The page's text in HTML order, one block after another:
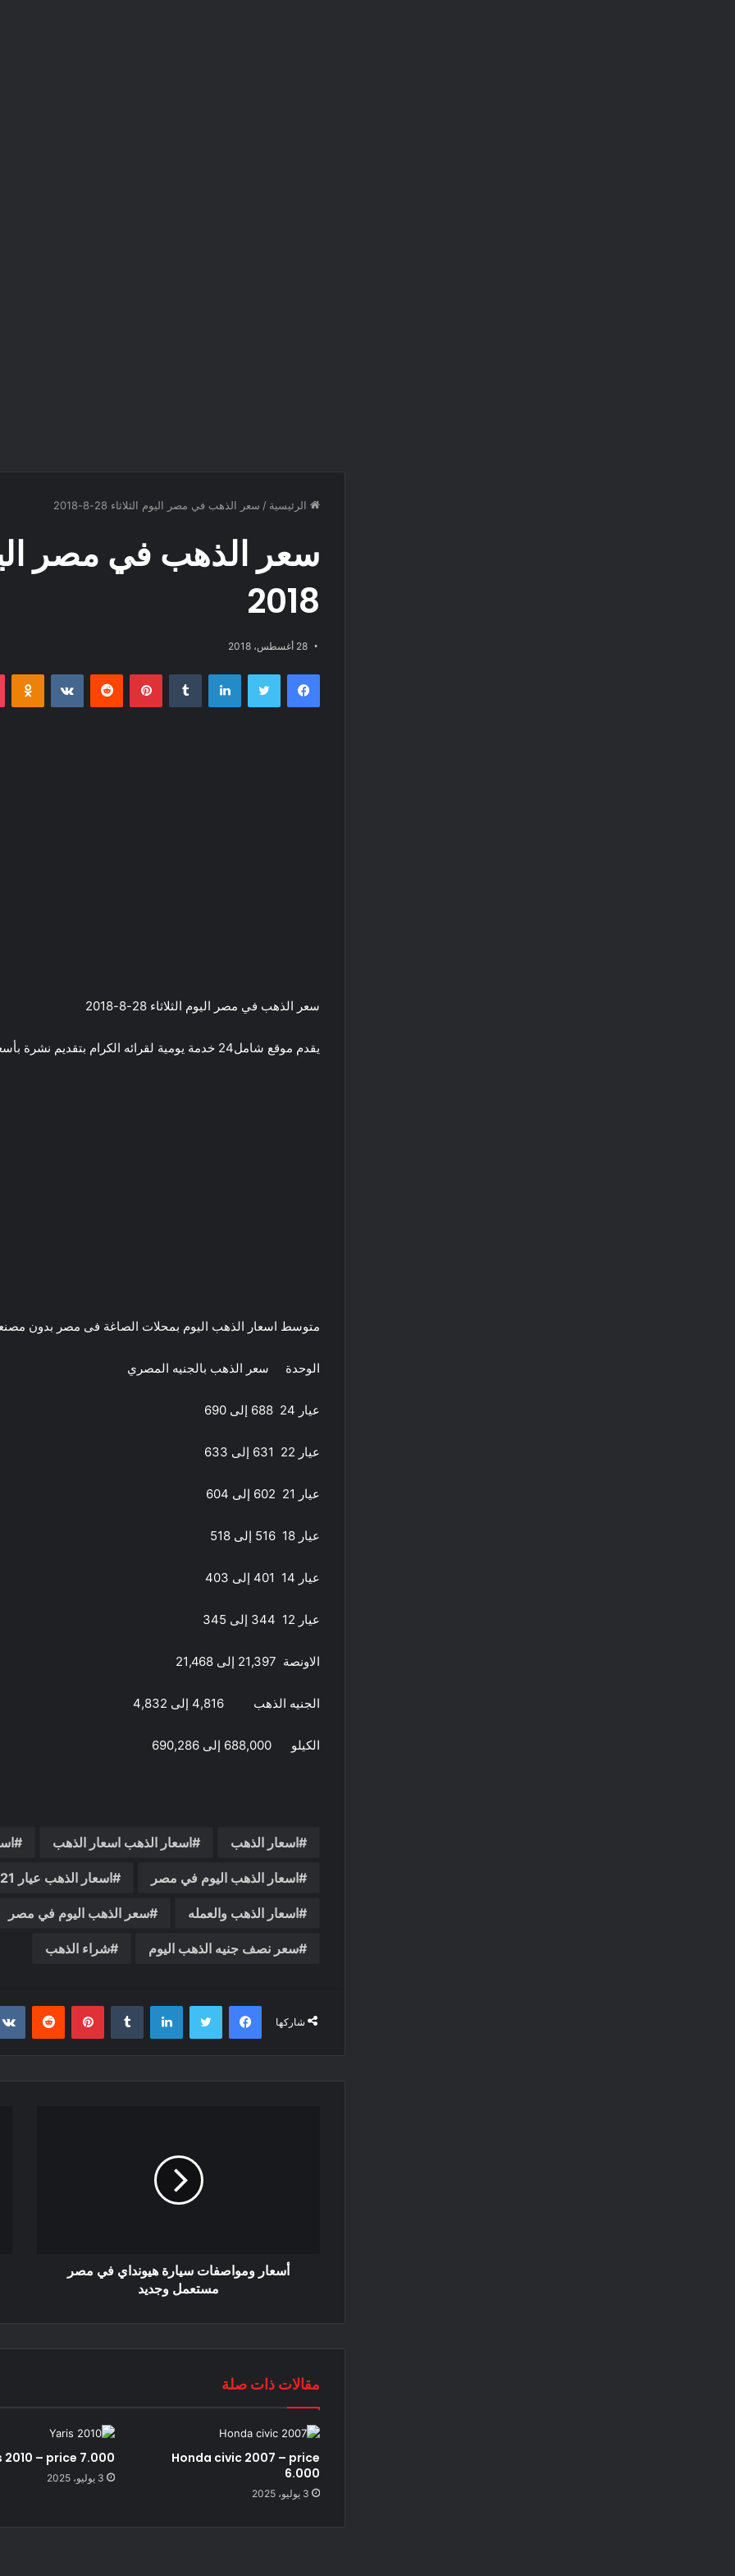
الرئيسية / سعر الذهب في مصر اليوم الثلاثاء 28-8-2018
2018
28 أغسطس، 2018
فيسبوك لينكدإن بينتيريست
سعر الذهب في مصر اليوم الثلاثاء 28-8-2018
يقدم موقع شامل24 خدمة يومية لقرائه الكرام بتقديم نشرة بأسعار الذهب بالسوقين المصري والعربي :
متوسط اسعار الذهب اليوم بمحلات الصاغة فى مصر بدون
الوحدة سعر الذهب بالجنيه المصري
عيار 24 688 إلى 690
عيار 22 631 إلى 633
عيار 21 602 إلى 604
عيار 18 516 إلى 518
عيار 14 401 إلى 403
عيار 12 344 إلى 345
الاونصة 21,397 إلى 21,468
الجنيه الذهب 4,816 إلى 4,832
الكيلو 688,000 إلى 690,286
اسعار الذهب اسعار الذهب اسعار الذهب
اسعار الذهب اليوم في مصر اسعار الذهب عيار 21
اسعار الذهب والعمله سعر الذهب اليوم في مصر
سعر نصف جنيه الذهب اليوم شراء الذهب
شاركها
فيسبوك لينكدإن بينتيريست
أسعار ومواصفات سيارة هيونداي في مصر
مستعمل وجديد
مقالات ذات صلة
Honda civic 2007 – price
6.000
3 يوليو، 2025
2010 – price 7.000
3 يوليو، 2025